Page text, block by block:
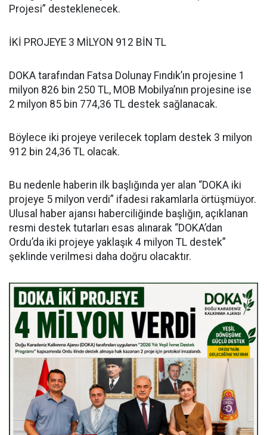
Projesi” desteklenecek.
İKİ PROJEYE 3 MİLYON 912 BİN TL
DOKA tarafından Fatsa Dolunay Fındık’ın projesine 1
milyon 826 bin 250 TL, MOB Mobilya’nın projesine ise
2 milyon 85 bin 774,36 TL destek sağlanacak.
Böylece iki projeye verilecek toplam destek 3 milyon
912 bin 24,36 TL olacak.
Bu nedenle haberin ilk başlığında yer alan “DOKA iki
projeye 5 milyon verdi” ifadesi rakamlarla örtüşmüyor.
Ulusal haber ajansı haberciliğinde başlığın, açıklanan
resmi destek tutarları esas alınarak “DOKA’dan
Ordu’da iki projeye yaklaşık 4 milyon TL destek”
şeklinde verilmesi daha doğru olacaktır.